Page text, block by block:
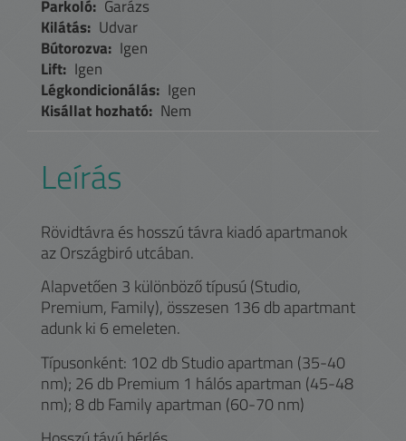
Parkoló: Garázs
Kilátás: Udvar
Bútorozva: Igen
Lift: Igen
Légkondicionálás: Igen
Kisállat hozható: Nem
Leírás
Rövidtávra és hosszú távra kiadó apartmanok
az Országbiró utcában.
Alapvetően 3 különböző típusú (Studio,
Premium, Family), összesen 136 db apartmant
adunk ki 6 emeleten.
Típusonként: 102 db Studio apartman (35-40
nm); 26 db Premium 1 hálós apartman (45-48
nm); 8 db Family apartman (60-70 nm)